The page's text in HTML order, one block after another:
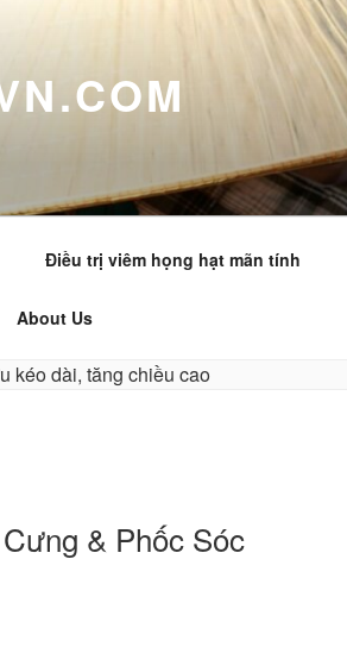
Điều trị viêm họng hạt mãn tính
About Us
& Phốc Sóc